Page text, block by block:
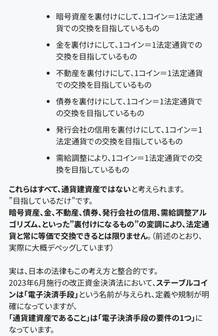
暗号資産を裏付けにして、1コイン＝1法定通
貨での交換を目指しているもの
金を裏付けにして、1コイン＝1法定通貨での
交換を目指しているもの
不動産を裏付けにして、1コイン＝1法定通貨
での交換を目指しているもの
債券を裏付けにして、1コイン＝1法定通貨で
の交換を目指しているもの
発行会社の信用を裏付けにして、1コイン＝1
法定通貨での交換を目指しているもの
需給調整により、1コイン＝1法定通貨での交
換を目指しているもの
これらはすべて、通貨建資産ではないと考えられます。
”目指しているだけ”です。
暗号資産、金、不動産、債券、発行会社の信用、需給調整アル
ゴリズム、といった”裏付けになるもの”の変調により、法定通
貨と常に等価で交換できるとは限りません。（前述のとおり、
実際に大概デペッグしています）
実は、日本の法律もこの考え方と整合的です。
2023年6月施行の改正資金決済法において、ステーブルコイ
ンは「電子決済手段」 という名前が与えられ、定義や規制が明
確になっていますが、
「通貨建資産であること」は「電子決済手段の要件の1つ」に
なっています。